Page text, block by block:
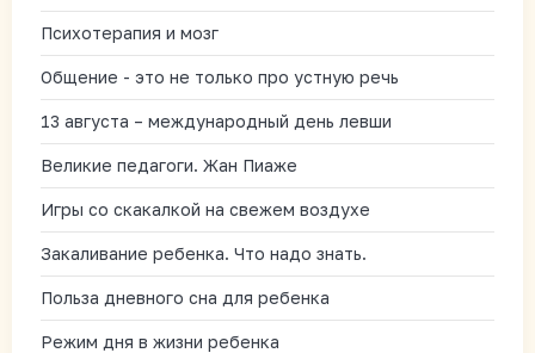
Психотерапия и мозг
Общение - это не только про устную речь
13 августа – международный день левши
Великие педагоги. Жан Пиаже
Игры со скакалкой на свежем воздухе
Закаливание ребенка. Что надо знать.
Польза дневного сна для ребенка
Режим дня в жизни ребенка